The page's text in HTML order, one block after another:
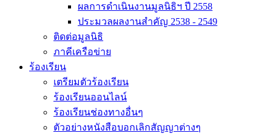
ผลการดำเนินงานมูลนิธิฯ ปี 2558
ประมวลผลงานสำคัญ 2538 - 2549
ติดต่อมูลนิธิ
ภาคีเครือข่าย
ร้องเรียน
เตรียมตัวร้องเรียน
ร้องเรียนออนไลน์
ร้องเรียนช่องทางอื่นๆ
ตัวอย่างหนังสือบอกเลิกสัญญาต่างๆ